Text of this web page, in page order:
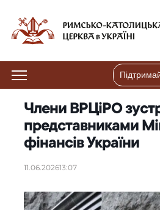
Члени ВРЦіРО
представниками
фінансів України
11.06.202613:07